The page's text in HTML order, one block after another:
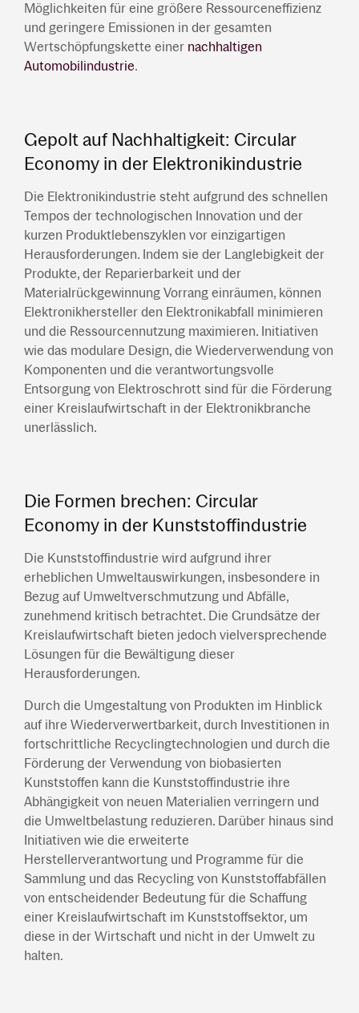
Möglichkeiten für eine größere Ressourceneffizienz
und geringere Emissionen in der gesamten
Wertschöpfungskette einer nachhaltigen
Automobilindustrie.
Gepolt auf Nachhaltigkeit: Circular
Economy in der Elektronikindustrie
Die Elektronikindustrie steht aufgrund des schnellen
Tempos der technologischen Innovation und der
kurzen Produktlebenszyklen vor einzigartigen
Herausforderungen. Indem sie der Langlebigkeit der
Produkte, der Reparierbarkeit und der
Materialrückgewinnung Vorrang einräumen, können
Elektronikhersteller den Elektronikabfall minimieren
und die Ressourcennutzung maximieren. Initiativen
wie das modulare Design, die Wiederverwendung von
Komponenten und die verantwortungsvolle
Entsorgung von Elektroschrott sind für die Förderung
einer Kreislaufwirtschaft in der Elektronikbranche
unerlässlich.
Die Formen brechen: Circular
Economy in der Kunststoffindustrie
Die Kunststoffindustrie wird aufgrund ihrer
erheblichen Umweltauswirkungen, insbesondere in
Bezug auf Umweltverschmutzung und Abfälle,
zunehmend kritisch betrachtet. Die Grundsätze der
Kreislaufwirtschaft bieten jedoch vielversprechende
Lösungen für die Bewältigung dieser
Herausforderungen.
Durch die Umgestaltung von Produkten im Hinblick
auf ihre Wiederverwertbarkeit, durch Investitionen in
fortschrittliche Recyclingtechnologien und durch die
Förderung der Verwendung von biobasierten
Kunststoffen kann die Kunststoffindustrie ihre
Abhängigkeit von neuen Materialien verringern und
die Umweltbelastung reduzieren. Darüber hinaus sind
Initiativen wie die erweiterte
Herstellerverantwortung und Programme für die
Sammlung und das Recycling von Kunststoffabfällen
von entscheidender Bedeutung für die Schaffung
einer Kreislaufwirtschaft im Kunststoffsektor, um
diese in der Wirtschaft und nicht in der Umwelt zu
halten.